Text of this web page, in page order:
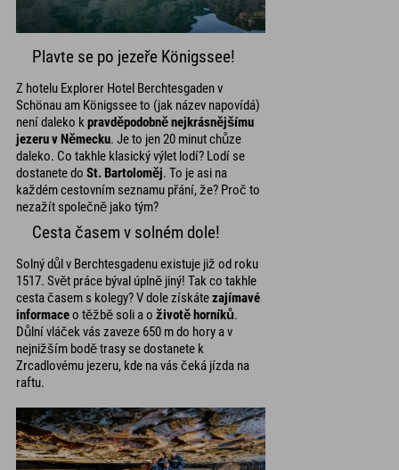
Plavte se po jezeře Königssee!
Z hotelu Explorer Hotel Berchtesgaden v
Schönau am Königssee to (jak název napovídá)
není daleko kpravděpodobně nejkrásnějšímu
jezeru v Německu. Je to jen 20 minut chůze
daleko. Co takhle klasický výlet lodí? Lodí se
dostanete do St. Bartoloměj. To je asi na
každém cestovním seznamu přání, že? Proč to
nezažít společně jako tým?
Cesta časem v solném dole!
Solný důl v Berchtesgadenu existuje již od roku
1517. Svět práce býval úplně jiný! Tak co takhle
cesta časem s kolegy? V dole získátezajímavé
informaceo těžbě soli a o životě horníků.
Důlní vláček vás zaveze 650 m do hory a v
nejnižším bodě trasy se dostanete k
Zrcadlovému jezeru, kde na vás čeká jízda na
raftu.